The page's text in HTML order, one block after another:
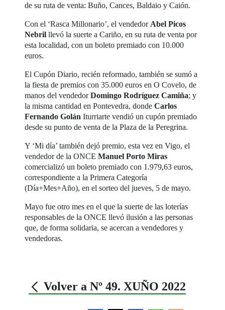
de su ruta de venta: Buño, Cances, Baldaio y Caión.
Con el ‘Rasca Millonario’, el vendedor Abel Picos
Nebrilllevó la suerte a Cariño, en su ruta de venta por
esta localidad, con un boleto premiado con 10.000
euros.
El Cupón Diario, recién reformado, también se sumó a
la fiesta de premios con 35.000 euros en O Covelo, de
manos del vendedorDomingo Rodríguez Camiña; y
la misma cantidad en Pontevedra, dondeCarlos
Fernando Golán Iturriarte vendió un cupón premiado
desde su punto de venta de la Plaza de la Peregrina.
Y ‘Mi día’ también dejó premio, esta vez en Vigo, el
vendedor de la ONCEManuel Porto Miras
comercializó un boleto premiado con 1.979,63 euros,
correspondiente a la Primera Categoría
(Día+Mes+Año), en el sorteo del jueves, 5 de mayo.
Mayo fue otro mes en el que la suerte de las loterías
responsables de la ONCE llevó ilusión a las personas
que, de forma solidaria, se acercan a vendedores y
vendedoras.
Volver a Nº 49. XUÑO 2022